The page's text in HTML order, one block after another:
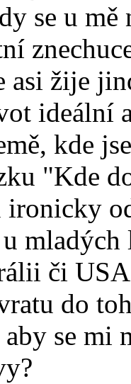
se u
asi žije
ideální
kde
"Kde
ironicky
či
do
se mi